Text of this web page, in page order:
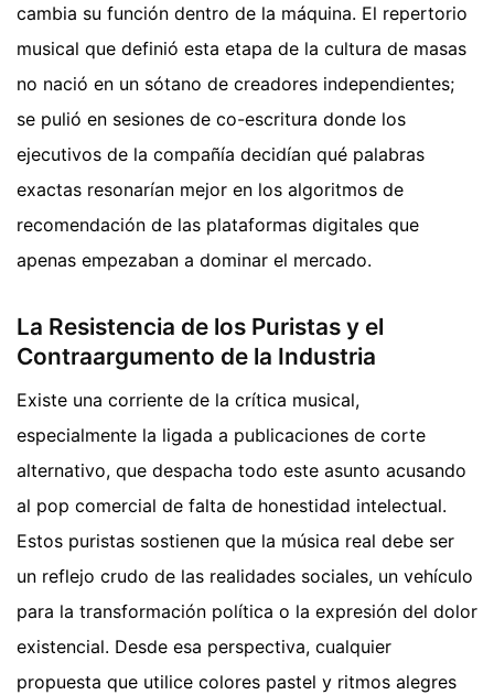
cambia su función dentro de la máquina. El repertorio
musical que definió esta etapa de la cultura de masas
no nació en un sótano de creadores independientes;
se pulió en sesiones de co-escritura donde los
ejecutivos de la compañía decidían qué palabras
exactas resonarían mejor en los algoritmos de
recomendación de las plataformas digitales que
apenas empezaban a dominar el mercado.
La Resistencia de los Puristas y el
Contraargumento de la Industria
Existe una corriente de la crítica musical,
especialmente la ligada a publicaciones de corte
alternativo, que despacha todo este asunto acusando
al pop comercial de falta de honestidad intelectual.
Estos puristas sostienen que la música real debe ser
un reflejo crudo de las realidades sociales, un vehículo
para la transformación política o la expresión del dolor
existencial. Desde esa perspectiva, cualquier
propuesta que utilice colores pastel y ritmos alegres